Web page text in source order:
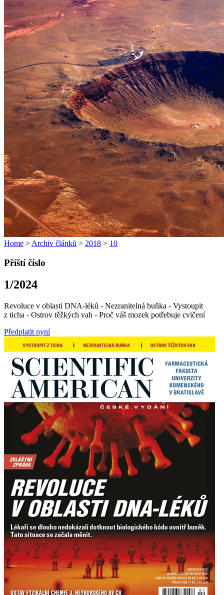
Home > Archiv článků > 2018 > 10
Příští číslo
1/2024
Revoluce v oblasti DNA-léků - Nezranitelná buňka - Vystoupit
z ticha - Ostrov těžkých vah - Proč váš mozek potřebuje cvičení
Předplatit nyní